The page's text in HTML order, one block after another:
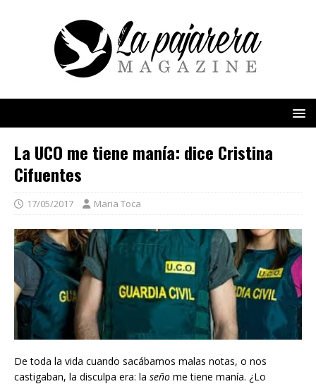
La UCO me tiene manía: dice Cristina
Cifuentes
17/05/2017 Maria Toca
De toda la vida cuando sacábamos malas notas, o nos
castigaban, la disculpa era: la seño me tiene manía. ¿Lo